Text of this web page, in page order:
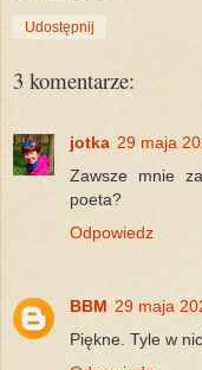
Udostępnij
3 komentarze:
jotka 29 maja
Zawsze mnie
poeta?
Odpowiedz
BBM 29 maja
Piękne. Tyle w